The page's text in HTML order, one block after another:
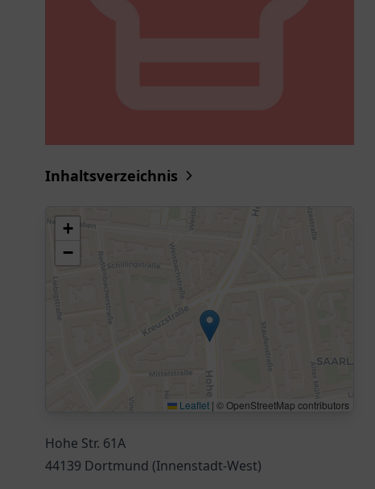
Inhaltsverzeichnis
+
−
Leaflet | © OpenStreetMap contributors
Hohe Str. 61A
44139 Dortmund (Innenstadt-West)